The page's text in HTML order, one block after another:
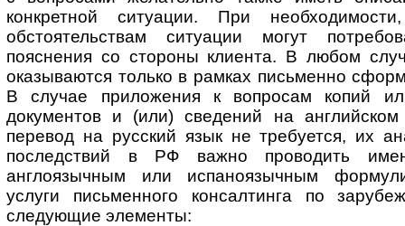
конкретной ситуации. При
обстоятельствам ситуации могут
пояснения со стороны клиента. В любом
оказываются только в рамках письменно
В случае приложения к вопросам копий
документов и (или) сведений на
перевод на русский язык не требуется, их
последствий в РФ важно проводить
англоязычным или испаноязычным
услуги письменного консалтинга по
следующие элементы: